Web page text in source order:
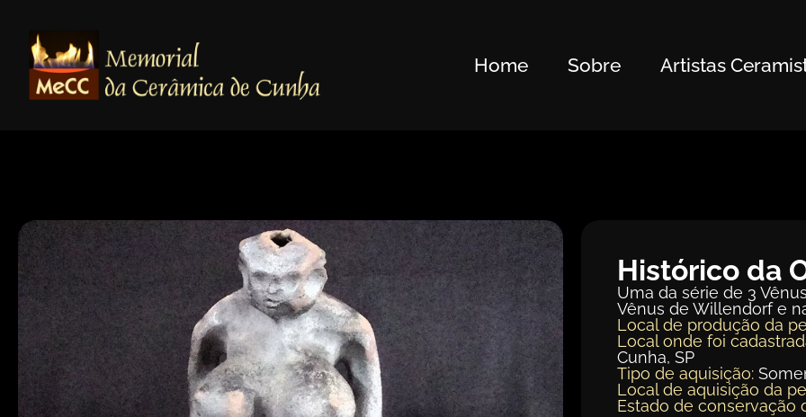
Home Sobre Artistas
Histórico da
Uma da série de 3
Vênus de Willendorf e
Local de produção da
Local onde foi
Cunha, SP
Tipo de aquisição:
Local de aquisição da
Estado de conservação